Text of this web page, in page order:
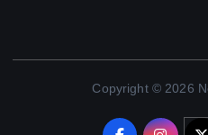
Copyright © 2026